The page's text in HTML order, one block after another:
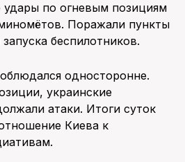
удары по огневым позициям
Поражали пункты
беспилотников.
односторонне.
украинские
атаки. Итоги суток
Киева к